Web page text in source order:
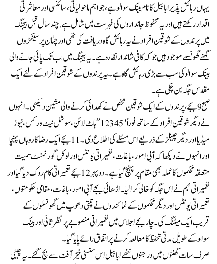
یہاں رہائش پذیر ابابیل کا نام بینک سوالو ہے ،جو اہم ماحولیاتی، سائنسی اور معاشرتی
اقدار رکھتے ہیں اور یہ محفوظ جانداروں کی فہرست میں شامل ہے. چند سال قبل بیجنگ
میں پرندوں کے شوقین افراد نے یہ رہائش گاہ دریافت کی تھی اور چٹان پر سینکڑوں
گھنے گھونسلے موجود ہیں جو کہ کافی شاندار نظارہ ہے۔یہ بیجنگ میں اب تک پائی جانے والی
بینک سوالو کی سب سے بڑی رہائش گاہ ہے۔ یہ پرندوں کے شوقین افراد کے لئے ایک
مقدس جگہ بن چکی ہے۔
صبح 9 بجے، پرندوں کے ایک شوقین شخص نے کھدائی کرنے والی مشین دیکھی۔ انہوں
نے دیگر شوقین افراد کے ساتھ فوراً "12345” ہاٹ لائن، سوشل نیٹ ورکس، نیوز
میڈیا اور دیگر چینلز کے ذریعے اس مسئلے کی اطلاع دی۔ 11 بجے ایک رضاکار وہاں پہنچا
اور انہوں نے دیکھا کہ آبی امور، باغات، تعمیراتی یونٹس اور لوکل گورنمنٹ سمیت
متعلقہ محکموں کا عملہ بھی مقام پر پہنچ گیا ہے۔ دو پہر 12 بجے تعمیراتی کام روک دیا گیا اور
تعمیراتی ٹیم نے اس جگہ کو خالی کرا لیا۔ اڑھائی بجے آبی امور، باغات، مقامی حکومتوں ،
تعمیراتی یونٹس اور دیگر محکموں کے نمائندوں نے تپتی دھوپ میں گھونسلوں کے
قریب ایک میٹنگ کی۔ چار بجے اجلاس میں تعمیراتی منصوبے پر نظر ثانی اوربینک
سوالوکے طویل مدتی تحفظ کا مطالعہ کرنے پر اتفاق رائے پایا گیا۔
صرف سات گھنٹوں میں درجنوں ننھے ابابیل اس سنسنی خیز آفت سے بچ گئے۔یہ چینی